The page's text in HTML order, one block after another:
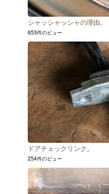
シャッシャッシャの理由。
653件のビュー
ドアチェックリンク。
254件のビュー